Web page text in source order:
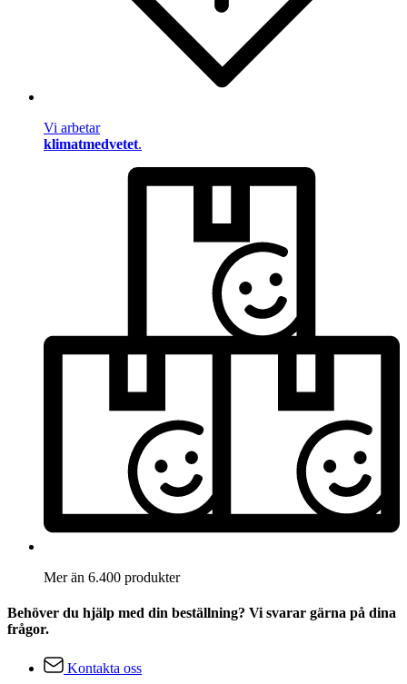
Vi arbetar
klimatmedvetet.
Mer än 6.400 produkter
Behöver du hjälp med din beställning? Vi svarar gärna på dina
frågor.
Kontakta oss